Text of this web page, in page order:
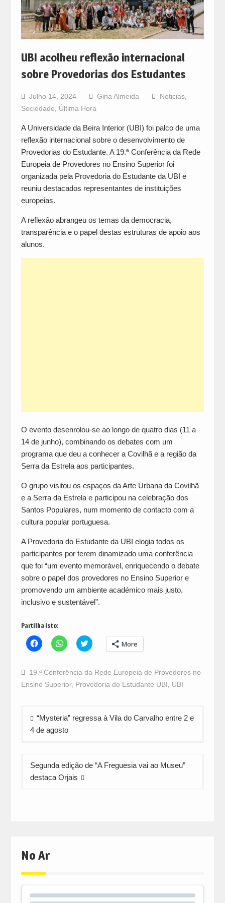
UBI acolheu reflexão internacional
sobre Provedorias dos Estudantes
Julho 14, 2024 Gina Almeida Noticias,
Sociedade
Última Hora
A Universidade da Beira Interior (UBI) foi palco de uma
reflexão internacional sobre o desenvolvimento de
Provedorias do Estudante. A 19.ª Conferência da Rede
Europeia de Provedores no Ensino Superior foi
organizada pela Provedoria do Estudante da UBI e
reuniu destacados representantes de instituições
europeias.
A reflexão abrangeu os temas da democracia,
transparência e o papel destas estruturas de apoio aos
alunos.
O evento desenrolou-se ao longo de quatro dias (11 a
14 de junho), combinando os debates com um
programa que deu a conhecer a Covilhã e a região da
Serra da Estrela aos participantes.
O grupo visitou os espaços da Arte Urbana da Covilhã
e a Serra da Estrela e participou na celebração dos
Santos Populares, num momento de contacto com a
cultura popular portuguesa.
A Provedoria do Estudante da UBI elogia todos os
participantes por terem dinamizado uma conferência
que foi “um evento memorável, enriquecendo o debate
sobre o papel dos provedores no Ensino Superior e
promovendo um ambiente académico mais justo,
inclusivo e sustentável”.
Partilha isto:
Click
to
Facebook
(Opens
new
Click
to
WhatsApp
(Opens
in
new
Click
to
Twitter
(Opens
new
More
19.ª Conferência da Rede Europeia de Provedores no
Ensino Superior, Provedoria do Estudante UBI UBI
Navegação
de
“Mysteria” regressa à Vila do Carvalho entre 2 e
4 de agosto
Segunda edição de “A Freguesia vai ao Museu”
destaca Orjais
No Ar